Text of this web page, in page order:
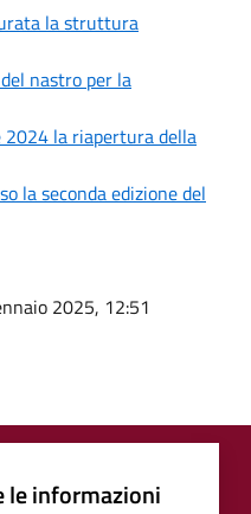
la struttura
nastro per la
2024 la riapertura della
la seconda edizione del
2025, 12:51
le informazioni